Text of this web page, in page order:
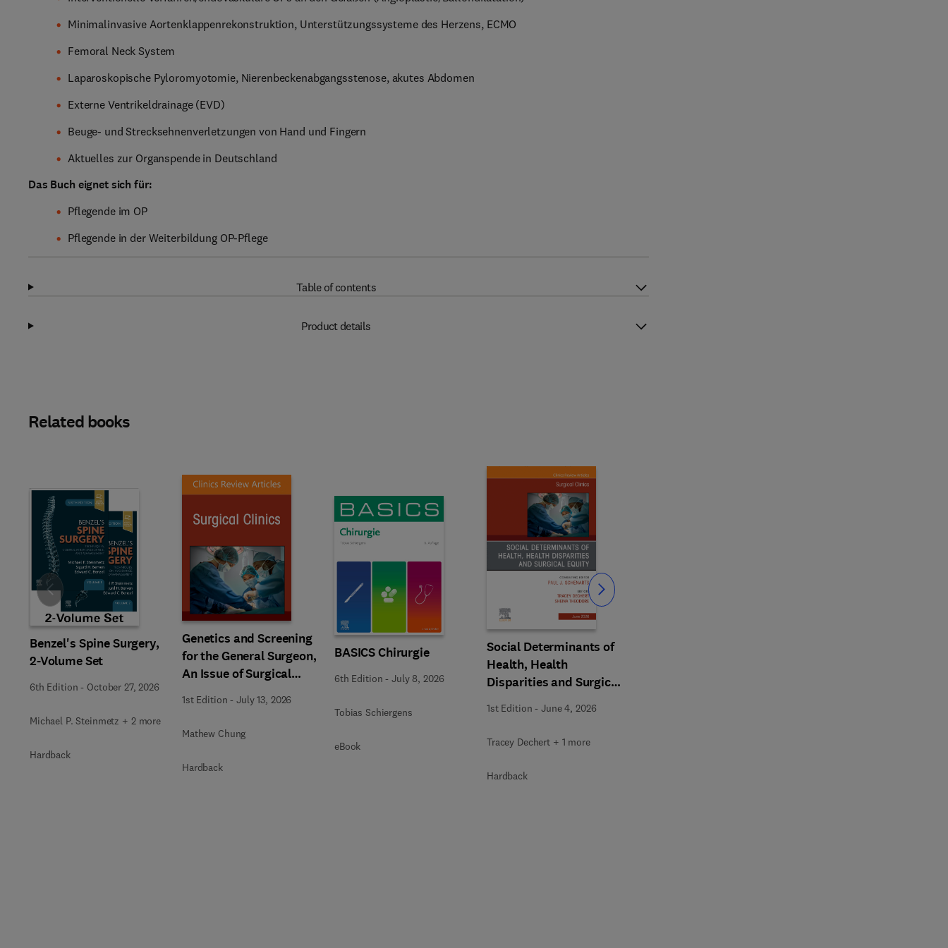
Minimalinvasive Aortenklappenrekonstruktion, Unterstützungssysteme des Herzens, ECMO
Femoral Neck System
Laparoskopische Pyloromyotomie, Nierenbeckenabgangsstenose, akutes Abdomen
Externe Ventrikeldrainage (EVD)
Beuge- und Strecksehnenverletzungen von Hand und Fingern
Aktuelles zur Organspende in Deutschland
Das Buch eignet sich für:
Pflegende im OP
Pflegende in der Weiterbildung OP-Pflege
Table of contents
Product details
Related books
Benzel's Spine Surgery,
2-Volume Set
6th Edition - October 27, 2026
Michael P. Steinmetz + 2 more
Hardback
Genetics and Screening
for the General Surgeon,
An Issue of Surgical
Clinics
1st Edition -July 13, 2026
Mathew Chung
Hardback
BASICS Chirurgie
6th Edition -July 8, 2026
Tobias Schiergens
eBook
Social Determinants of
Health, Health
Disparities and Surgical
Equity, An Issue of
Surgical Clinics
1st Edition -June 4, 2026
Tracey Dechert + 1 more
Hardback
Slide Slide